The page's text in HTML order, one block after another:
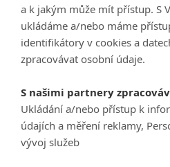
a k jakým může mít přístup. S
ukládáme a/nebo máme
identifikátory v cookies a
zpracovávat osobní údaje.
S našimi partnery
Ukládání a/nebo přístup k
údajích a měření reklamy,
vývoj služeb